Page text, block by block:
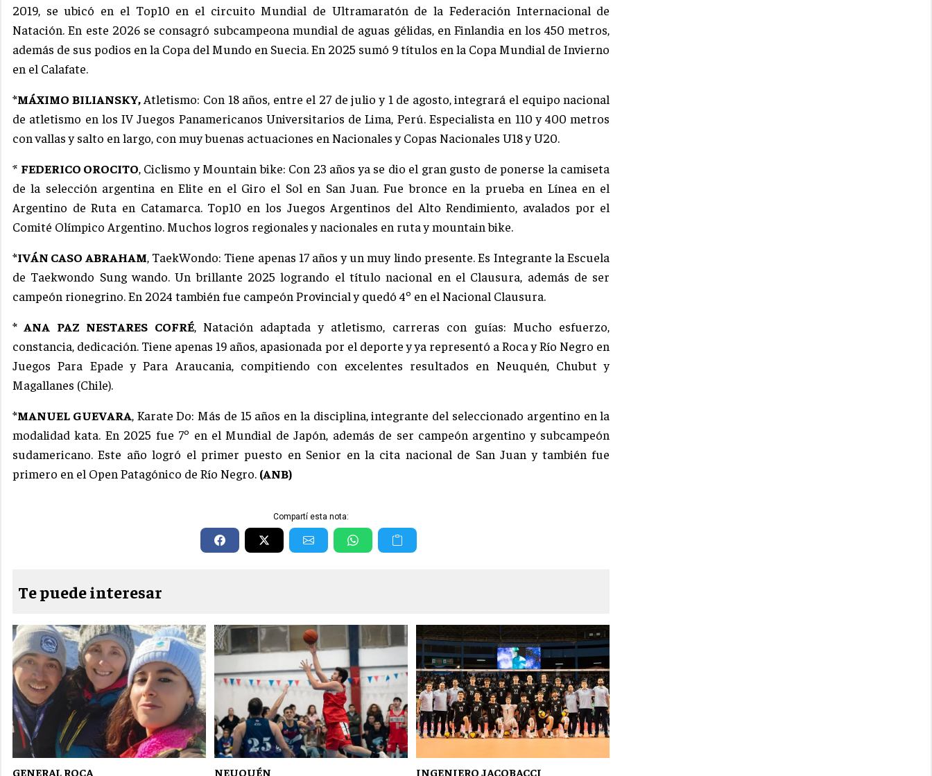
2019, se ubicó en el Top10 en el circuito Mundial de Ultramaratón de la Federación Internacional de
Natación. En este 2026 se consagró subcampeona mundial de aguas gélidas, en Finlandia en los 450 metros,
además de sus podios en la Copa del Mundo en Suecia. En 2025 sumó 9 títulos en la Copa Mundial de Invierno
en el Calafate.
*MÁXIMO BILIANSKY,Atletismo: Con 18 años, entre el 27 de julio y 1 de agosto, integrará el equipo nacional
de atletismo en los IV Juegos Panamericanos Universitarios de Lima, Perú. Especialista en 110 y 400 metros
con vallas y salto en largo, con muy buenas actuaciones en Nacionales y Copas Nacionales U18 y U20.
* FEDERICO OROCITO, Ciclismo y Mountain bike: Con 23 años ya se dio el gran gusto de ponerse la camiseta
de la selección argentina en Elite en el Giro el Sol en San Juan. Fue bronce en la prueba en Línea en el
Argentino de Ruta en Catamarca. Top10 en los Juegos Argentinos del Alto Rendimiento, avalados por el
Comité Olímpico Argentino. Muchos logros regionales y nacionales en ruta y mountain bike.
*IVÁN CASO ABRAHAM, TaekWondo: Tiene apenas 17 años y un muy lindo presente. Es Integrante la Escuela
de Taekwondo Sung wando. Un brillante 2025 logrando el título nacional en el Clausura, además de ser
campeón rionegrino. En 2024 también fue campeón Provincial y quedó 4º en el Nacional Clausura.
* ANA PAZ NESTARES COFRÉ, Natación adaptada y atletismo, carreras con guías: Mucho esfuerzo,
constancia, dedicación. Tiene apenas 19 años, apasionada por el deporte y ya representó a Roca y Río Negro en
Juegos Para Epade y Para Araucania, compitiendo con excelentes resultados en Neuquén, Chubut y
Magallanes (Chile).
*MANUEL GUEVARA, Karate Do: Más de 15 años en la disciplina, integrante del seleccionado argentino en la
modalidad kata. En 2025 fue 7º en el Mundial de Japón, además de ser campeón argentino y subcampeón
sudamericano. Este año logró el primer puesto en Senior en la cita nacional de San Juan y también fue
primero en el Open Patagónico de Río Negro. (ANB)
Compartí esta nota:
Te puede interesar
GENERAL ROCA NEUQUÉN INGENIERO JACOBACCI